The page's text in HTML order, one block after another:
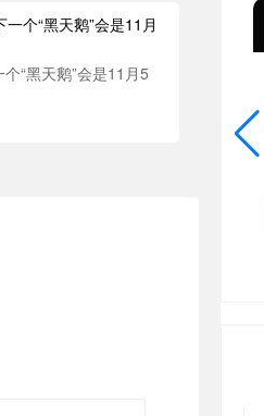
“黑天鹅”会是11月5
43.13 0.93%